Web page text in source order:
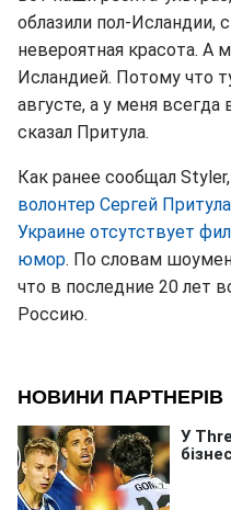
облазили пол-Исландии,
невероятная красота. А
Исландией. Потому что
августе, а у меня
сказал Притула.
Как ранее сообщал Styler,
волонтер Сергей
Украине отсутствует
юмор. По словам
что в последние 20 лет
Россию.